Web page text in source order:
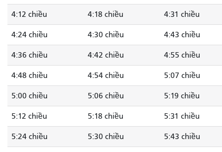
4:12 chiều 4:18 chiều 4:31 chiều
4:24 chiều 4:30 chiều 4:43 chiều
4:36 chiều 4:42 chiều 4:55 chiều
4:48 chiều 4:54 chiều 5:07 chiều
5:00 chiều 5:06 chiều 5:19 chiều
5:12 chiều 5:18 chiều 5:31 chiều
5:24 chiều 5:30 chiều 5:43 chiều